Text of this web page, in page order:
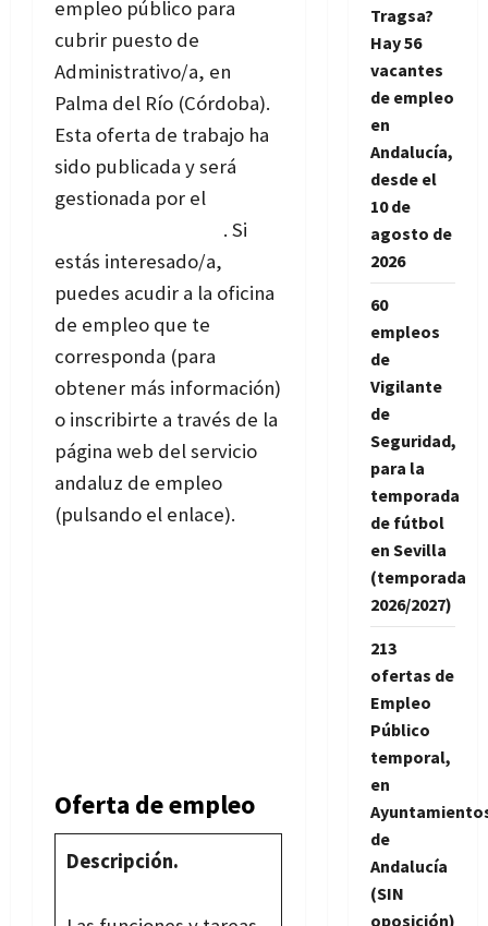
empleo público para
cubrir puesto de
Administrativo/a, en
Palma del Río (Córdoba).
Esta oferta de trabajo ha
sido publicada y será
gestionada por el
. Si
estás interesado/a,
puedes acudir a la oficina
de empleo que te
corresponda (para
obtener más información)
o inscribirte a través de la
página web del servicio
andaluz de empleo
(pulsando el enlace).
Oferta de empleo
Descripción.
Tragsa?
Hay 56
vacantes
de empleo
en
Andalucía,
desde el
10 de
agosto de
2026
60
empleos
de
Vigilante
de
Seguridad,
para la
temporada
de fútbol
en Sevilla
(temporada
2026/2027)
213
ofertas de
Empleo
Público
temporal,
en
de
Andalucía
(SIN
oposición)